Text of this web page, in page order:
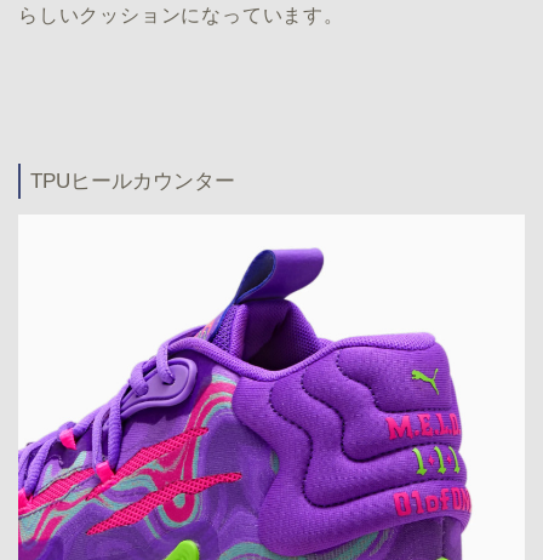
らしいクッションになっています。
TPUヒールカウンター